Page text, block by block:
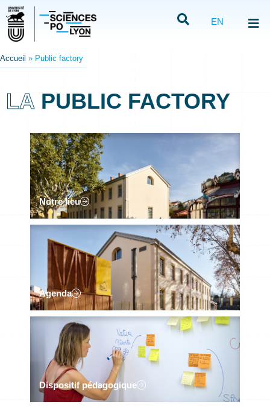
EN
Accueil » Public factory
LA PUBLIC FACTORY
Notre lieu
Agenda
Dispositif pédagogique